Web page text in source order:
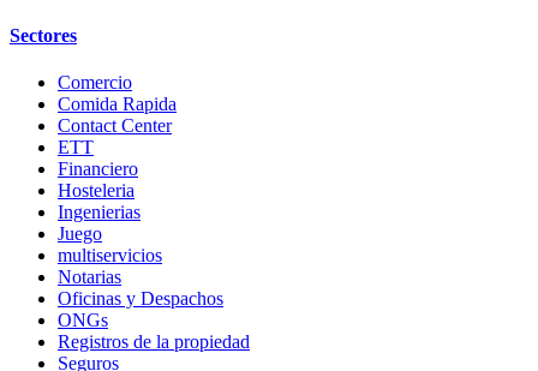
Sectores
Comercio
Comida Rapida
Contact Center
ETT
Financiero
Hosteleria
Ingenierias
Juego
multiservicios
Notarias
Oficinas y Despachos
ONGs
Registros de la propiedad
Seguros